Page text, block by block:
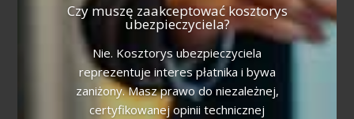
Czy muszę zaakceptować kosztorys
ubezpieczyciela?
Nie. Kosztorys ubezpieczyciela
reprezentuje interes płatnika i bywa
zaniżony. Masz prawo do niezależnej,
certyfikowanej opinii technicznej